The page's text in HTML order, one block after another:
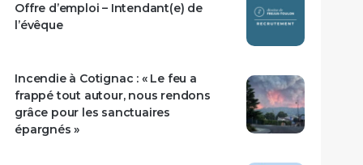
Offre d’emploi – Intendant(e) de
l’évêque
Incendie à Cotignac : « Le feu a
frappé tout autour, nous rendons
grâce pour les sanctuaires
épargnés »